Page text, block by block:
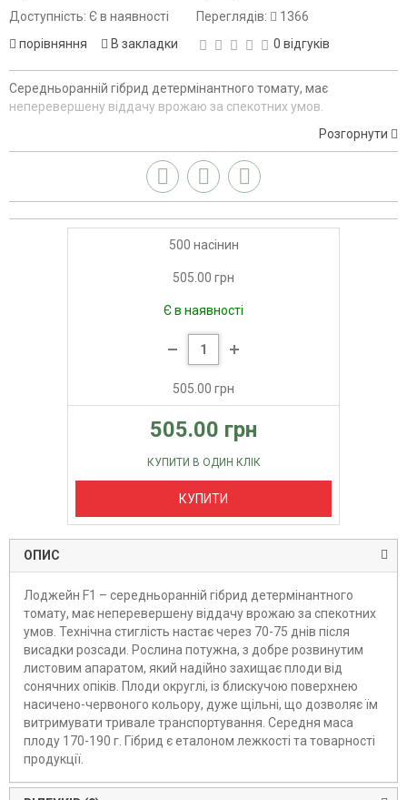
Доступність: Є в наявності
порівняння
В закладки
Переглядів:
1366
0 відгуків
Середньоранній гібрид детермінантного томату, має
неперевершену віддачу врожаю за спекотних умов.
Розгорнути
500 насінин
505.00 грн
Є в наявності
505.00 грн
505.00 грн
КУПИТИ В ОДИН КЛІК
КУПИТИ
ОПИС
Лоджейн F1 – середньоранній гібрид детермінантного
томату, має неперевершену віддачу врожаю за спекотних
умов. Технічна стиглість настає через 70-75 днів після
висадки розсади. Рослина потужна, з добре розвинутим
листовим апаратом, який надійно захищає плоди від
сонячних опіків. Плоди округлі, із блискучою поверхнею
насичено-червоного кольору, дуже щільні, що дозволяє їм
витримувати тривале транспортування. Середня маса
плоду 170-190 г. Гібрид є еталоном лежкості та товарності
продукції.